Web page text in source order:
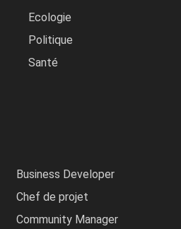
Ecologie
Politique
Santé
Business Developer
Chef de projet
Community Manager